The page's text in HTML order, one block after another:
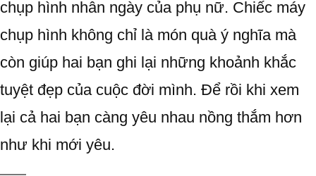
chụp hình nhân ngày của phụ nữ. Chiếc máy
chụp hình không chỉ là món quà ý nghĩa mà
còn giúp hai bạn ghi lại những khoảnh khắc
tuyệt đẹp của cuộc đời mình. Để rồi khi xem
lại cả hai bạn càng yêu nhau nồng thắm hơn
như khi mới yêu.